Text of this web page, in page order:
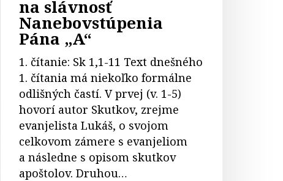
na slávnosť
Nanebovstúpenia
Pána „A“
1. čítanie: Sk 1,1-11 Text dnešného
1. čítania má niekoľko formálne
odlišných častí. V prvej (v. 1-5)
hovorí autor Skutkov, zrejme
evanjelista Lukáš, o svojom
celkovom zámere s evanjeliom
a následne s opisom skutkov
apoštolov. Druhou…